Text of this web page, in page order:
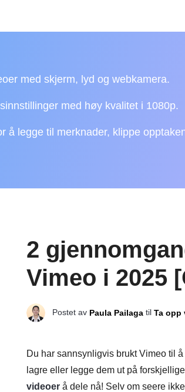
med skjerm, lyd og webkamera.
med høy kvalitet i 1080p.
å legge til merknader, klippe
2
Vimeo i 2025
Postet av Paula Pailaga til Ta opp
Du har sannsynligvis brukt Vimeo til
lagre eller legge dem ut på
videoer å dele nå! Selv om seere